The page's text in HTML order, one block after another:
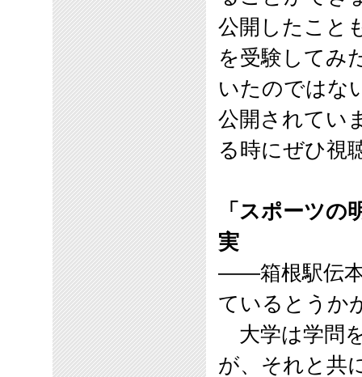
公開したこと
を受験してみ
いたのではな
公開されてい
る時にぜひ視
「スポーツ
実
――箱根駅伝本
ているとうか
大学は学問
が、それと共